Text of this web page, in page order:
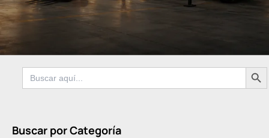
Buscar: Botón de
Buscar por Categoría